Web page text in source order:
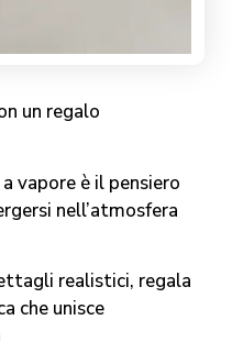
un regalo
vapore è il pensiero
nell’atmosfera
realistici, regala
che unisce